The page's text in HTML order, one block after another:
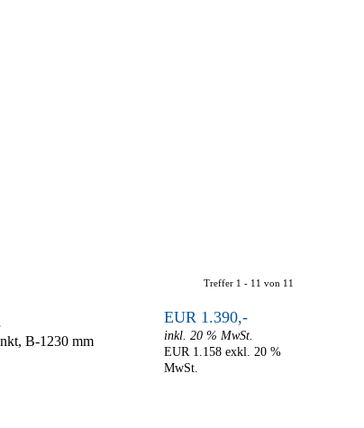
Treffer 1 - 11 von 11
B-1230 mm
EUR 1.390,-
inkl. 20 % MwSt.
EUR 1.158 exkl. 20 %
MwSt.